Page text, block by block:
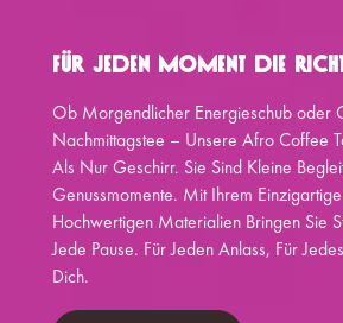
Für Jeden Moment Die
Ob Morgendlicher Energieschub oder
Nachmittagstee – Unsere Afro Coffee
Als Nur Geschirr. Sie Sind Kleine
Genussmomente. Mit Ihrem
Hochwertigen Materialien Bringen Sie
Jede Pause. Für Jeden Anlass, Für
Dich.